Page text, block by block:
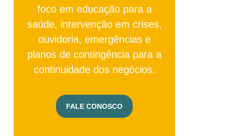
foco em educação para a
saúde, intervenção em crises,
ouvidoria, emergências e
planos de contingência para a
continuidade dos negócios.
FALE CONOSCO